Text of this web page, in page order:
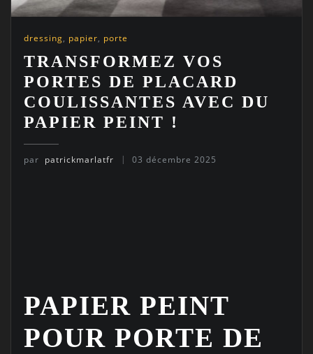
dressing, papier, porte
TRANSFORMEZ VOS
PORTES DE PLACARD
COULISSANTES AVEC DU
PAPIER PEINT !
par patrickmarlatfr 03 décembre 2025
PAPIER PEINT
POUR PORTE DE